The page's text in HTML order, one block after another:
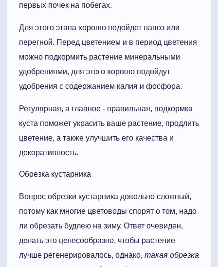
первых почек на побегах.
Для этого этапа хорошо подойдет навоз или
перегной. Перед цветением и в период цветения
можно подкормить растение минеральными
удобрениями, для этого хорошо подойдут
удобрения с содержанием калия и фосфора.
Регулярная, а главное - правильная, подкормка
куста поможет украсить ваше растение, продлить
цветение, а также улучшить его качества и
декоративность.
Обрезка кустарника
Вопрос обрезки кустарника довольно сложный,
потому как многие цветоводы спорят о том, надо
ли обрезать будлею на зиму. Ответ очевиден,
делать это целесообразно, чтобы растение
лучше регенерировалось, однако, такая обрезка